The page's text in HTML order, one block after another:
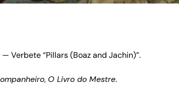
— Verbete “Pillars (Boaz and Jachin)”.
, O Livro do Mestre.